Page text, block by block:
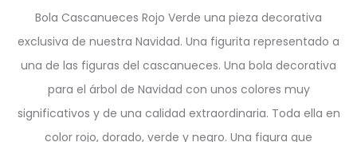
Bola Cascanueces Rojo Verde una pieza decorativa
exclusiva de nuestra Navidad. Una figurita representado a
una de las figuras del cascanueces. Una bola decorativa
para el árbol de Navidad con unos colores muy
significativos y de una calidad extraordinaria. Toda ella en
color rojo, dorado, verde y negro. Una figura que